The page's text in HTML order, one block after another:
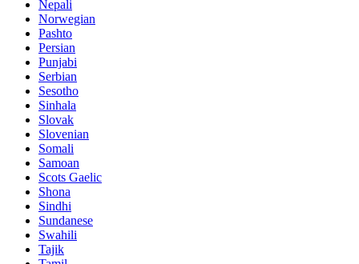
Nepali
Norwegian
Pashto
Persian
Punjabi
Serbian
Sesotho
Sinhala
Slovak
Slovenian
Somali
Samoan
Scots Gaelic
Shona
Sindhi
Sundanese
Swahili
Tajik